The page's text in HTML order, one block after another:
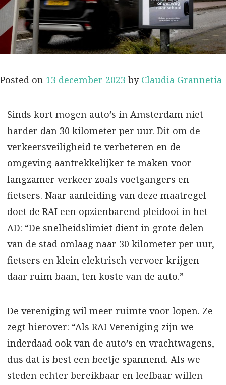
Posted on 13 december 2023 by Claudia Grannetia
Sinds kort mogen auto’s in Amsterdam niet
harder dan 30 kilometer per uur. Dit om de
verkeersveiligheid te verbeteren en de
omgeving aantrekkelijker te maken voor
langzamer verkeer zoals voetgangers en
fietsers. Naar aanleiding van deze maatregel
doet de RAI een opzienbarend pleidooi in het
AD: “De snelheidslimiet dient in grote delen
van de stad omlaag naar 30 kilometer per uur,
fietsers en klein elektrisch vervoer krijgen
daar ruim baan, ten koste van de auto.”
De vereniging wil meer ruimte voor lopen. Ze
zegt hierover: “Als RAI Vereniging zijn we
inderdaad ook van de auto’s en vrachtwagens,
dus dat is best een beetje spannend. Als we
steden echter bereikbaar en leefbaar willen